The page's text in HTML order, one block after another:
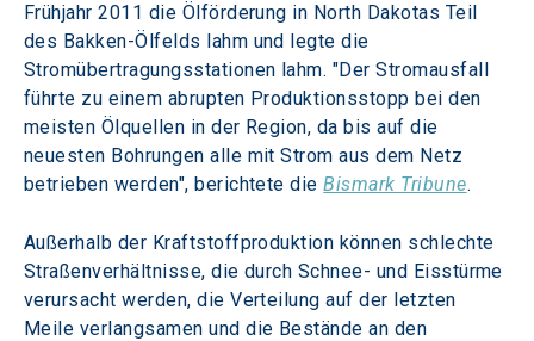
Frühjahr 2011 die Ölförderung in North Dakotas Teil
des Bakken-Ölfelds lahm und legte die
Stromübertragungsstationen lahm. "Der Stromausfall
führte zu einem abrupten Produktionsstopp bei den
meisten Ölquellen in der Region, da bis auf die
neuesten Bohrungen alle mit Strom aus dem Netz
betrieben werden", berichtete die Bismark Tribune.
Außerhalb der Kraftstoffproduktion können schlechte
Straßenverhältnisse, die durch Schnee- und Eisstürme
verursacht werden, die Verteilung auf der letzten
Meile verlangsamen und die Bestände an den